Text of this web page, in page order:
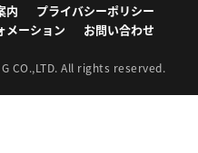
内
プライバシーポリシー
メーション お問い合わせ
CO.,LTD. All rights reserved.